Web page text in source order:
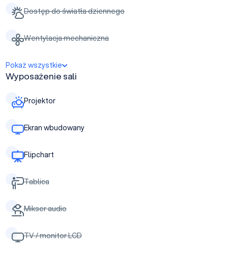
Dostęp do światła dziennego
Wentylacja mechaniczna
Pokaż wszystkie
Wyposażenie sali
Projektor
Ekran wbudowany
Flipchart
Tablica
Mikser audio
TV / monitor LCD